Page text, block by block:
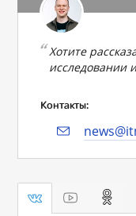
Хотите
исследовании
Контакты: